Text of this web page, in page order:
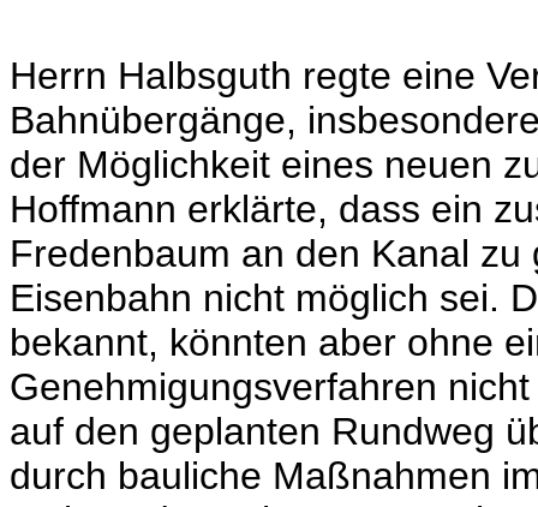
Herrn Halbsguth regte eine
Bahnübergänge,
der Möglichkeit eines neuen
Hoffmann erklärte, dass ein
Fredenbaum an den Kanal
Eisenbahn nicht möglich sei.
bekannt, könnten aber ohne
Genehmigungsverfahren
auf den geplanten Rundweg
durch bauliche Maßnahmen